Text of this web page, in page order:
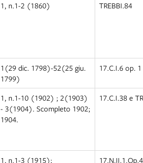
1, n.1-2 (1860) TREBBI.84
1(29 dic. 1798)-52(25 giu.
1799)
17.C.I.6 op. 1
1, n.1-10 (1902) ; 2(1903)
- 3(1904). Scompleto 1902;
1904.
17.C.I.38 e
1, n.1-3 (1915);